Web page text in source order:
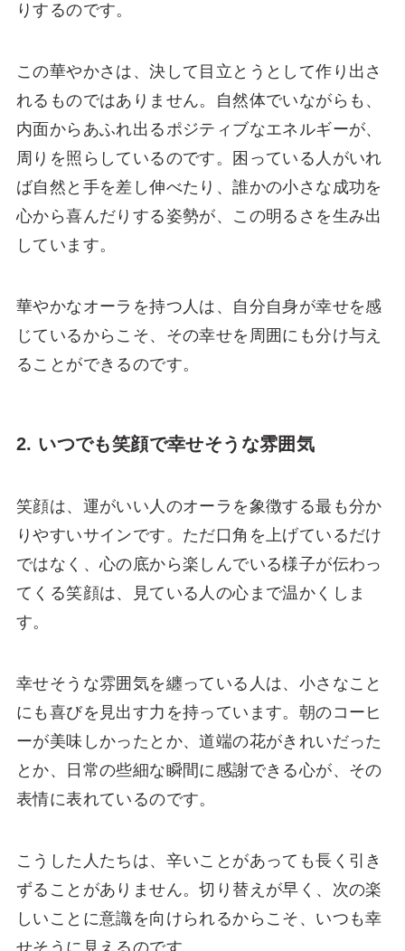
りするのです。
この華やかさは、決して目立とうとして作り出さ
れるものではありません。自然体でいながらも、
内面からあふれ出るポジティブなエネルギーが、
周りを照らしているのです。困っている人がいれ
ば自然と手を差し伸べたり、誰かの小さな成功を
心から喜んだりする姿勢が、この明るさを生み出
しています。
華やかなオーラを持つ人は、自分自身が幸せを感
じているからこそ、その幸せを周囲にも分け与え
ることができるのです。
2. いつでも笑顔で幸せそうな雰囲気
笑顔は、運がいい人のオーラを象徴する最も分か
りやすいサインです。ただ口角を上げているだけ
ではなく、心の底から楽しんでいる様子が伝わっ
てくる笑顔は、見ている人の心まで温かくしま
す。
幸せそうな雰囲気を纏っている人は、小さなこと
にも喜びを見出す力を持っています。朝のコーヒ
ーが美味しかったとか、道端の花がきれいだった
とか、日常の些細な瞬間に感謝できる心が、その
表情に表れているのです。
こうした人たちは、辛いことがあっても長く引き
ずることがありません。切り替えが早く、次の楽
しいことに意識を向けられるからこそ、いつも幸